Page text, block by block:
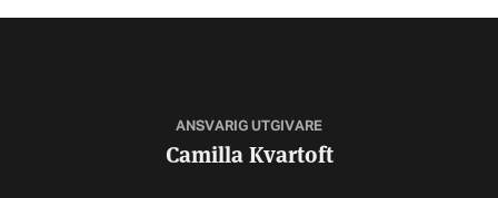
ANSVARIG UTGIVARE
Camilla Kvartoft